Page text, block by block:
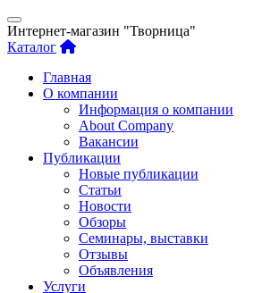
Интернет-магазин "Творница"
Каталог
Главная
О компании
Информация о компании
About Company
Вакансии
Публикации
Новые публикации
Статьи
Новости
Обзоры
Семинары, выставки
Отзывы
Объявления
Услуги